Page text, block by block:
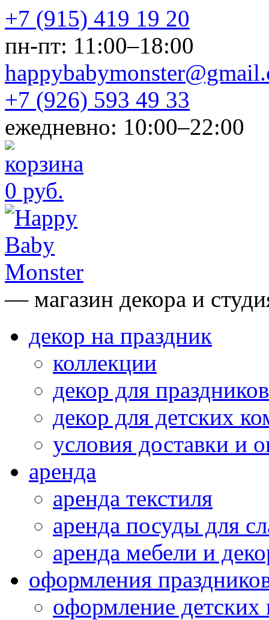
+7 (915) 419 19 20
пн-пт: 11:00–18:00
+7 (926) 593 49 33
ежедневно: 10:00–22:00
0 руб.
— магазин декора и
декор на праздник
коллекции
декор для праздников
декор для детских
условия доставки и
аренда
аренда текстиля
аренда посуды для
аренда мебели и
оформления
оформление детских